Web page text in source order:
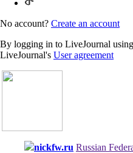
No account? Create an account
By logging in to LiveJournal
LiveJournal's User agreement
nickfw.ru Russian